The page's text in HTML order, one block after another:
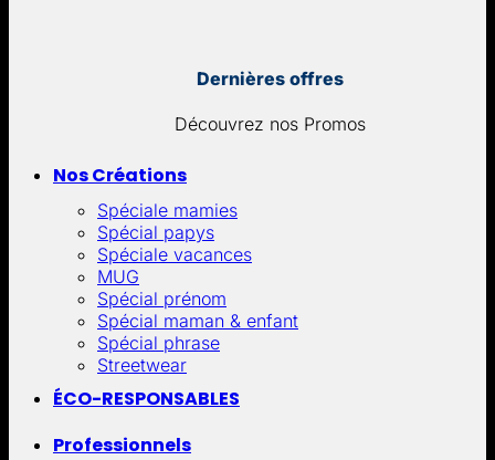
Dernières offres
Découvrez nos Promos
Nos Créations
Spéciale mamies
Spécial papys
Spéciale vacances
MUG
Spécial prénom
Spécial maman & enfant
Spécial phrase
Streetwear
ÉCO-RESPONSABLES
Professionnels